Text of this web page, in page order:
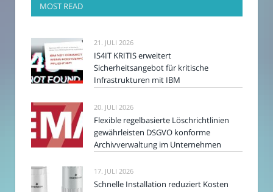
MOST READ
21. JULI 2026
IS4IT KRITIS erweitert
Sicherheitsangebot für kritische
Infrastrukturen mit IBM
20. JULI 2026
Flexible regelbasierte Löschrichtlinien
gewährleisten DSGVO konforme
Archivverwaltung im Unternehmen
17. JULI 2026
Schnelle Installation reduziert Kosten